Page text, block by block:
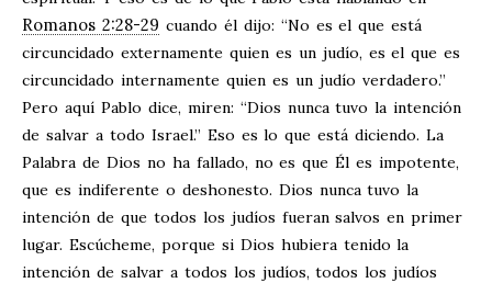
Romanos 2:28-29 cuando él dijo: “No es el que está
circuncidado externamente quien es un judío, es el que es
circuncidado internamente quien es un judío verdadero.”
Pero aquí Pablo dice, miren: “Dios nunca tuvo la intención
de salvar a todo Israel.” Eso es lo que está diciendo. La
Palabra de Dios no ha fallado, no es que Él es impotente,
que es indiferente o deshonesto. Dios nunca tuvo la
intención de que todos los judíos fueran salvos en primer
lugar. Escúcheme, porque si Dios hubiera tenido la
intención de salvar a todos los judíos, todos los judíos